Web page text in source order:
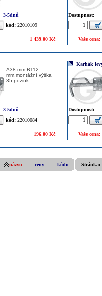
3-5dnů
kód: 22010109
1 439,00 Kč
Dostupnost:
Vaše cena:
A38 mm,B112
mm,montážní výška
35,pozink.
3-5dnů
kód: 22010084
196,00 Kč
Karhák
Dostupnost:
Vaše cena:
názvu ceny kódu Stránka: